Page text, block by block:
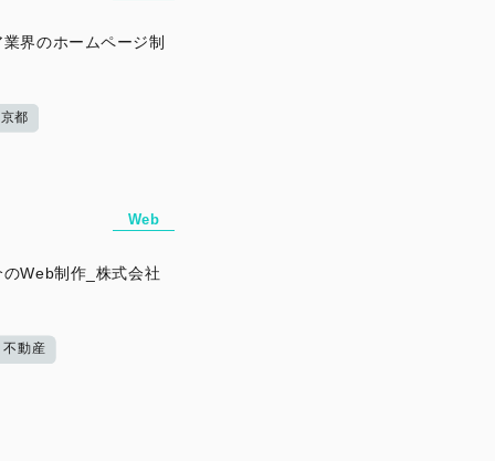
界のホームページ制
京都
Web
Web制作_株式会社
不動産